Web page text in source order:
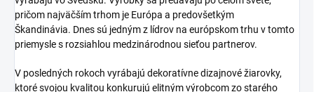
pričom najväčším trhom je Európa a predovšetkým
Škandinávia. Dnes sú jedným z lídrov na európskom trhu v tomto
priemysle s rozsiahlou medzinárodnou sieťou partnerov.
V posledných rokoch vyrábajú dekoratívne dizajnové žiarovky,
ktoré svojou kvalitou konkurujú elitným výrobcom zo starého